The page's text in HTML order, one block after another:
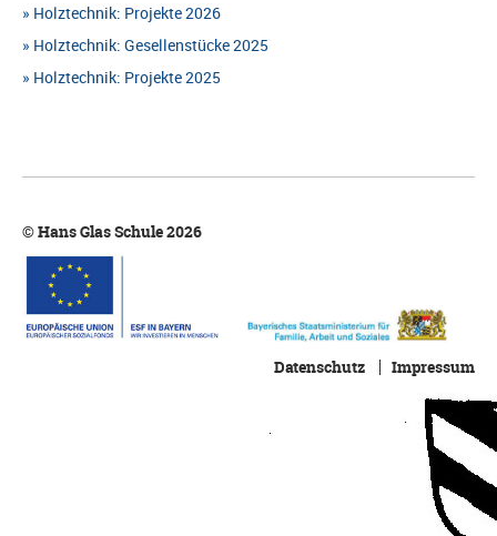
Holztechnik: Projekte 2026
Holztechnik: Gesellenstücke 2025
Holztechnik: Projekte 2025
© Hans Glas Schule 2026
Datenschutz Impressum